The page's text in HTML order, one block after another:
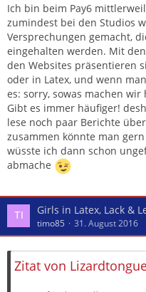
Ich bin beim Pay6
zumindest bei den Studios
Versprechungen gemacht,
eingehalten werden. Mit
den Websites präsentieren
oder in Latex, und wenn
es: sorry, sowas machen
Gibt es immer häufiger!
lese noch paar Berichte
zusammen könnte man
wüsste ich dann schon
abmache
Girls in Latex, Lack &
timo85 31. August 2016
Zitat von